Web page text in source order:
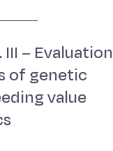
– Evaluation
of genetic
value